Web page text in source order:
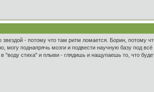
- потому что там ритм ломается. Борин, потому
могу поднапрячь мозги и подвести научную базу под
"воду стиха" и плыви - глядишь и нащупаешь то, что